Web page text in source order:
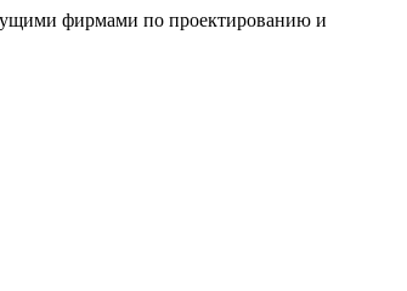
фирмами по проектированию и